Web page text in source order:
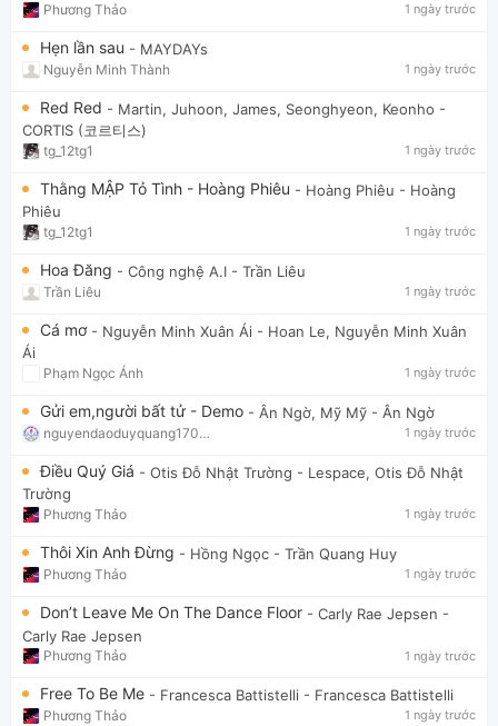
Phương Thảo 1 ngày trước
Hẹn lần sau - MAYDAYs
Nguyễn Minh Thành 1 ngày trước
Red Red - Martin, Juhoon, James, Seonghyeon, Keonho -
CORTIS (코르티스)
tg_12tg1 1 ngày trước
Thằng MẬP Tỏ Tình - Hoàng Phiêu - Hoàng Phiêu - Hoàng
Phiêu
tg_12tg1 1 ngày trước
Hoa Đăng - Công nghệ A.I - Trần Liêu
Trần Liêu 1 ngày trước
Cá mơ - Nguyễn Minh Xuân Ái - Hoan Le, Nguyễn Minh Xuân
Ái
Phạm Ngọc Ánh 1 ngày trước
Gửi em,người bất tử - Demo - Ân Ngờ, Mỹ Mỹ - Ân Ngờ
nguyendaoduyquang17021 1 ngày trước
Điều Quý Giá - Otis Đỗ Nhật Trường - Lespace, Otis Đỗ Nhật
Trường
Phương Thảo 1 ngày trước
Thôi Xin Anh Đừng - Hồng Ngọc - Trần Quang Huy
Phương Thảo 1 ngày trước
Don’t Leave Me On The Dance Floor - Carly Rae Jepsen -
Carly Rae Jepsen
Phương Thảo 1 ngày trước
Free To Be Me - Francesca Battistelli - Francesca Battistelli
Phương Thảo 1 ngày trước